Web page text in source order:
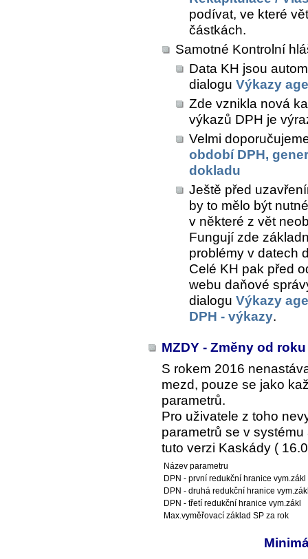
podívat, ve které
částkách.
Samotné Kontrolní
Data KH jsou
dialogu Výkazy
Zde vznikla nová
výkazů DPH je
Velmi
období DPH,
dokladu
Ještě před
by to mělo být
v některé z vět
Fungují zde
problémy v datech
Celé KH pak před
webu daňové
dialogu Výkazy
DPH - výkazy.
MZDY - Změny od
S rokem 2016
mezd, pouze se jako
parametrů.
Pro uživatele z toho
parametrů se v
tuto verzi Kaskády (
Název parametru
DPN - první redukční hranice vym.zákl
DPN - druhá redukční hranice
DPN - třetí redukční hranice vym.zákl
Max.vyměřovací základ SP za rok